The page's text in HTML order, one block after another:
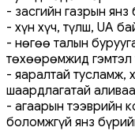
- засгийн газрын
- хүн хүч, түлш, UA
- нөгөө талын
төхөөрөмжид гэмтэл
- яаралтай тусламж,
шаардлагатай
- агаарын тээврийн
боломжгүй янз